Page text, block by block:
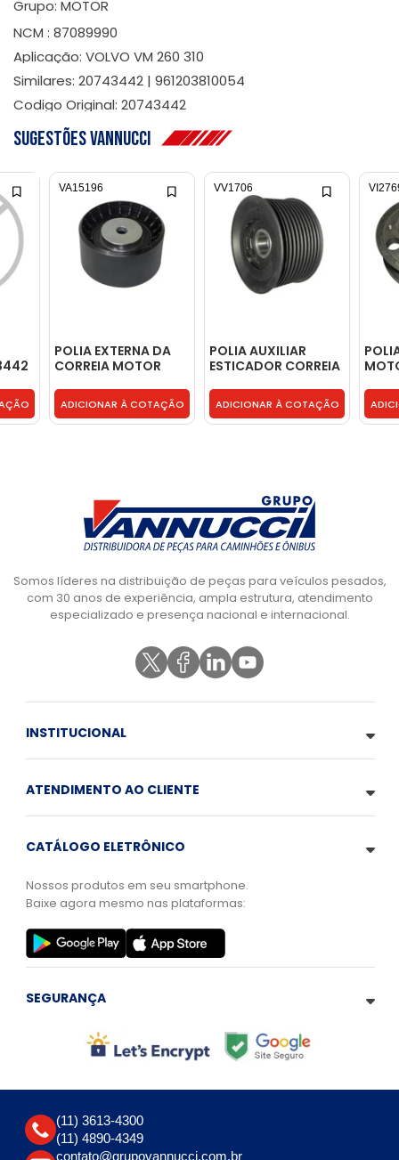
Grupo: MOTOR
NCM : 87089990
Aplicação: VOLVO VM 260 310
Similares: 20743442 | 961203810054
Codigo Original: 20743442
Sugestões Vannucci
POLIA EXTERNA DA
CORREIA MOTOR
DE FERRO -
2R0903119D
ADICIONAR À COTAÇÃO
VA15196
POLIA AUXILIAR
ESTICADOR CORREIA
ADICIONAR À COTAÇÃO
VV1706
Somos líderes na distribuição de peças para veículos pesados,
com 30 anos de experiência, ampla estrutura, atendimento
especializado e presença nacional e internacional.
INSTITUCIONAL
ATENDIMENTO AO CLIENTE
CATÁLOGO ELETRÔNICO
Nossos produtos em seu smartphone.
Baixe agora mesmo nas plataformas:
SEGURANÇA
(11) 3613-4300
(11) 4890-4349
contato@grupovannucci.com.br